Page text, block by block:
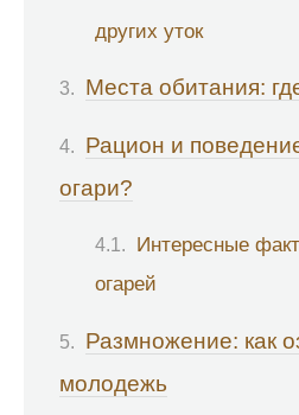
других уток
Места обитания:
Рацион и
огари?
Интересные
огарей
Размножение: как
молодежь